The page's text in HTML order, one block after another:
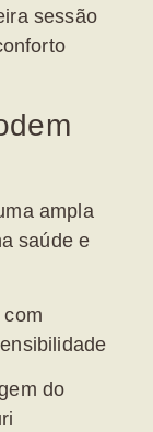
sessão
ampla
saúde e
com
do